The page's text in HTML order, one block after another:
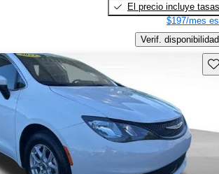
El precio incluye tasas
$197/mes
Verif. disponibilidad